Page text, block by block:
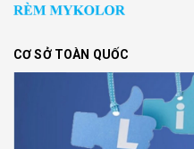
CƠ SỞ TOÀN QUỐC